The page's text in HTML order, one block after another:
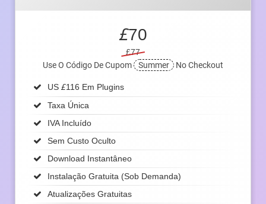
£70
£77
Use O Código De Cupom
Summer No Checkout
US £116 Em Plugins
Taxa Única
IVA Incluído
Sem Custo Oculto
Download Instantâneo
Instalação Gratuita (sob Demanda)
Atualizações Gratuitas